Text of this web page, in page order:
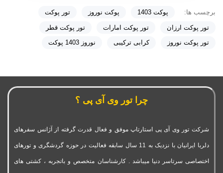
برچسب ها: پوکت 1403 پوکت نوروز تور پوکت
تور پوکت ارزان تور پوکت امارات تور پوکت قطر
تور پوکت نوروز کرابی ترکیبی نوروز 1403 پوکت
چرا تور وی آی پی ؟
شرکت تور وی آی پی استارتاپ موفق و فعال قدرت گرفته از آژانس سفرهای
دلربا ایرانیان با نزدیک به 11 سال سابقه فعالیت در حوزه گردشگری و تورهای
اختصاصی سرتاسر دنیا میباشد . کارشناسان متخصص و باتجربه ، کشتی های